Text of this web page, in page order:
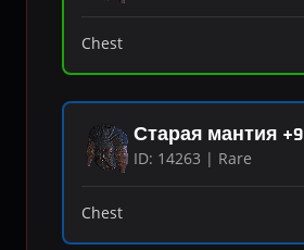
Chest
Старая мантия +9
ID: 14263 | Rare
Chest